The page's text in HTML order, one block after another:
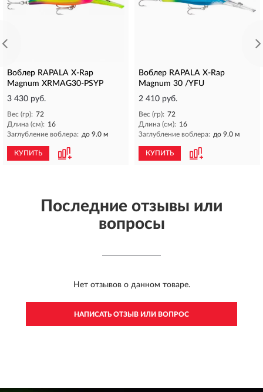
Воблер RAPALA X-Rap
Magnum XRMAG30-PSYP
3 430 руб.
Вес (гр): 72
Длина (см): 16
Заглубление воблера: до 9.0 м
КУПИТЬ
Воблер RAPALA X-Rap
Magnum 30 /YFU
2 410 руб.
Вес (гр): 72
Длина (см): 16
Заглубление воблера: до 9.0 м
КУПИТЬ
Последние отзывы или
вопросы
Нет отзывов о данном товаре.
НАПИСАТЬ ОТЗЫВ ИЛИ ВОПРОС